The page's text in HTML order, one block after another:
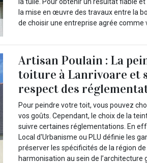
la mise en œuvre des travaux entre la
de choisir une entreprise agrée comme
Artisan Poulain : La
toiture à Lanrivoare et
respect des
Pour peindre votre toit, vous pouvez
vos goûts. Cependant, le choix de la
suivre certaines réglementations. En
Local d'Urbanisme ou PLU définie les
préserver les spécificités de la région
harmonisation au sein de